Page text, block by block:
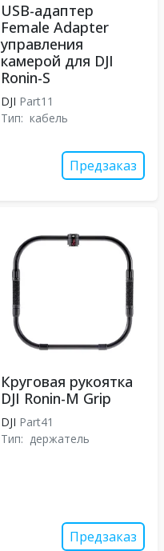
USB-адаптер
Female Adapter
управления
камерой для DJI
Ronin-S
DJI Part11
Тип: кабель
Предзаказ
Круговая рукоятка
DJI Ronin-M Grip
DJI Part41
Тип: держатель
Предзаказ